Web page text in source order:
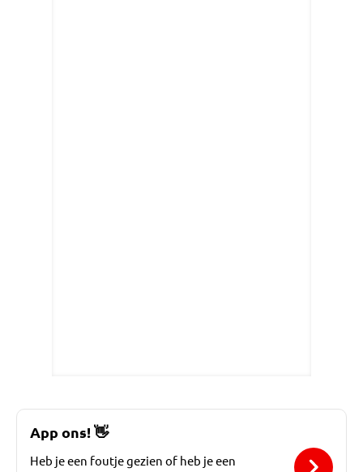
App ons!👋
Heb je een foutje gezien of heb je een